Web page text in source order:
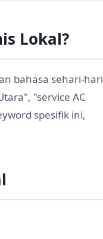
Lokal?
bahasa sehari-hari
"service AC
spesifik ini,